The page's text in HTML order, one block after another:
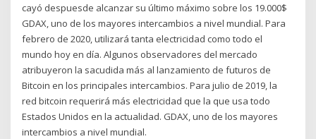
cayó despuesde alcanzar su último máximo sobre los 19.000$
GDAX, uno de los mayores intercambios a nivel mundial. Para
febrero de 2020, utilizará tanta electricidad como todo el
mundo hoy en día. Algunos observadores del mercado
atribuyeron la sacudida más al lanzamiento de futuros de
Bitcoin en los principales intercambios. Para julio de 2019, la
red bitcoin requerirá más electricidad que la que usa todo
Estados Unidos en la actualidad. GDAX, uno de los mayores
intercambios a nivel mundial.